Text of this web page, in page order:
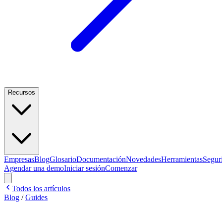
Recursos
EmpresasBlogGlosarioDocumentaciónNovedadesHerramientas
Agendar una demoIniciar sesiónComenzar
Todos los artículos
Blog /Guides